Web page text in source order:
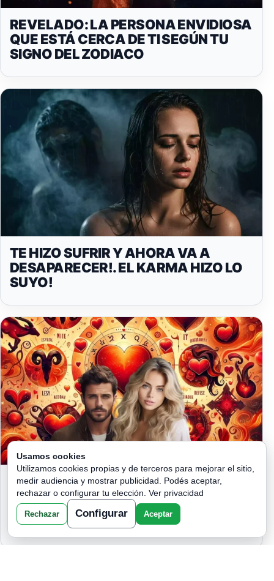
REVELADO: LA PERSONA ENVIDIOSA
QUE ESTÁ CERCA DE TI SEGÚN TU
SIGNO DEL ZODIACO
TE HIZO SUFRIR Y AHORA VA A
DESAPARECER!. EL KARMA HIZO LO
SUYO!
ESTÁ MUY CERCA!. ¡DESCUBRE
QUIÉN ESTÁ PERDIDAMENTE
ENAMORADO DE TI SEGÚN TU SIGNO
ZODIACAL!
Usamos cookies
Utilizamos cookies propias y de terceros para mejorar el sitio,
medir audiencia y mostrar publicidad. Podés aceptar,
rechazar o configurar tu elección. Ver privacidad
Rechazar Configurar Aceptar